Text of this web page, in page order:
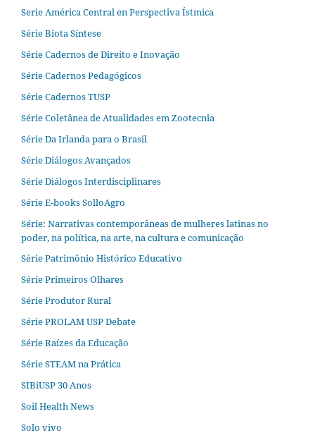
Serie América Central en Perspectiva Ístmica
Série Biota Síntese
Série Cadernos de Direito e Inovação
Série Cadernos Pedagógicos
Série Cadernos TUSP
Série Coletânea de Atualidades em Zootecnia
Série Da Irlanda para o Brasil
Série Diálogos Avançados
Série Diálogos Interdisciplinares
Série E-books SolloAgro
Série: Narrativas contemporâneas de mulheres latinas no
poder, na política, na arte, na cultura e comunicação
Série Patrimônio Histórico Educativo
Série Primeiros Olhares
Série Produtor Rural
Série PROLAM USP Debate
Série Raízes da Educação
Série STEAM na Prática
SIBiUSP 30 Anos
Soil Health News
Solo vivo